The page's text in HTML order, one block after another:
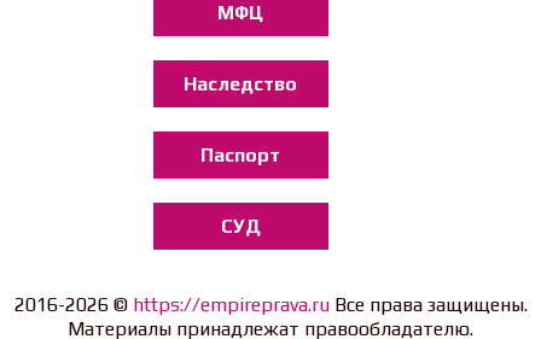
МФЦ
Наследство
Паспорт
СУД
2016-2026 © https://empireprava.ruВсе права защищены.
Материалы принадлежат правообладателю.